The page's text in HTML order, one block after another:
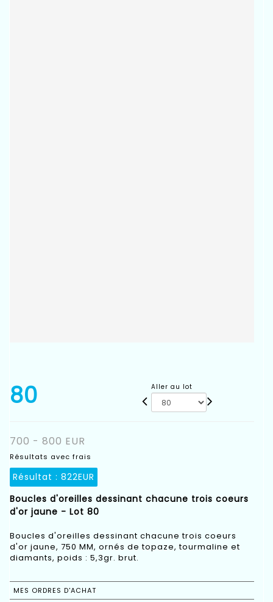
80 Aller au lot
700 - 800 EUR
Résultats avec frais
Résultat : 822EUR
Boucles d'oreilles dessinant chacune trois coeurs
d'or jaune - Lot 80
Boucles d'oreilles dessinant chacune trois coeurs
d'or jaune, 750 MM, ornés de topaze, tourmaline et
diamants, poids : 5,3gr. brut.
MES ORDRES D'ACHAT